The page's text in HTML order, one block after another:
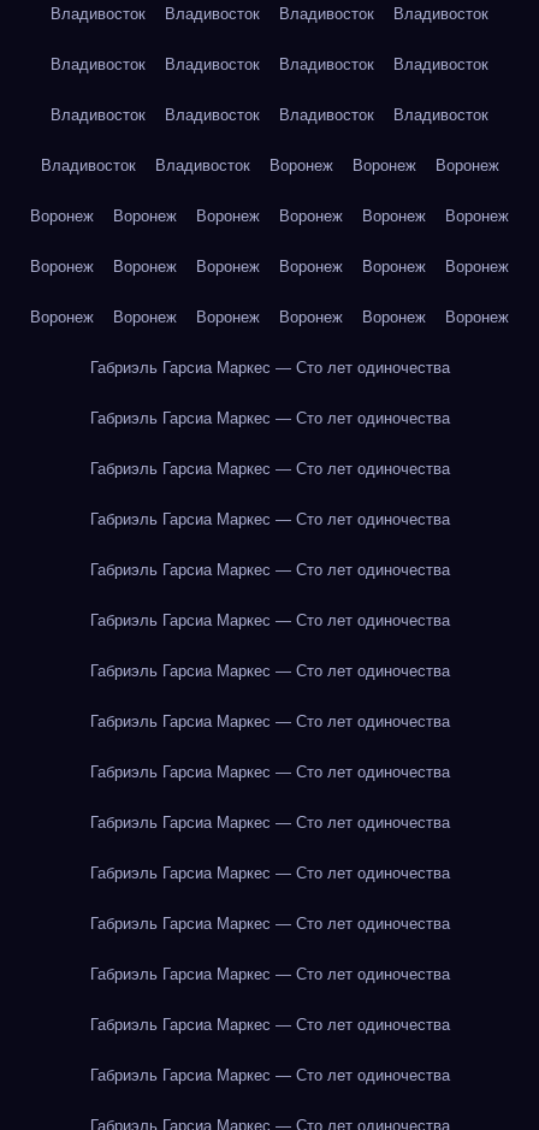
Владивосток Владивосток Владивосток Владивосток
Владивосток Владивосток Владивосток Владивосток
Владивосток Владивосток Владивосток Владивосток
Владивосток Владивосток Воронеж Воронеж Воронеж
Воронеж Воронеж Воронеж Воронеж Воронеж Воронеж
Воронеж Воронеж Воронеж Воронеж Воронеж Воронеж
Воронеж Воронеж Воронеж Воронеж Воронеж Воронеж
Габриэль Гарсиа Маркес — Сто лет одиночества
Габриэль Гарсиа Маркес — Сто лет одиночества
Габриэль Гарсиа Маркес — Сто лет одиночества
Габриэль Гарсиа Маркес — Сто лет одиночества
Габриэль Гарсиа Маркес — Сто лет одиночества
Габриэль Гарсиа Маркес — Сто лет одиночества
Габриэль Гарсиа Маркес — Сто лет одиночества
Габриэль Гарсиа Маркес — Сто лет одиночества
Габриэль Гарсиа Маркес — Сто лет одиночества
Габриэль Гарсиа Маркес — Сто лет одиночества
Габриэль Гарсиа Маркес — Сто лет одиночества
Габриэль Гарсиа Маркес — Сто лет одиночества
Габриэль Гарсиа Маркес — Сто лет одиночества
Габриэль Гарсиа Маркес — Сто лет одиночества
Габриэль Гарсиа Маркес — Сто лет одиночества
Габриэль Гарсиа Маркес — Сто лет одиночества